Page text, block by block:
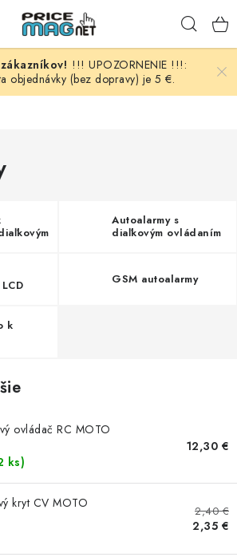
MATERIÁL
!!! UPOZORNENIE !!!:
objednávky (bez dopravy) je 5 €.
Autoalarmy s
diaľkovým ovládaním
GSM autoalarmy
k
ovládač RC MOTO
ks)
12,30 €
kryt CV MOTO
2,40 €
2,35 €